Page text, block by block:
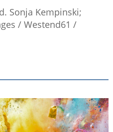
Sonja Kempinski;
/ Westend61 /